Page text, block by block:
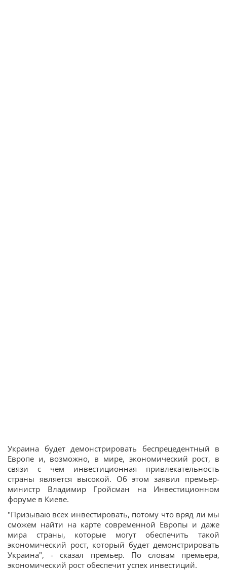
Украина будет демонстрировать беспрецедентный в
Европе и, возможно, в мире, экономический рост, в
связи с чем инвестиционная привлекательность
страны является высокой. Об этом заявил премьер-
министр Владимир Гройсман на Инвестиционном
форуме в Киеве.
"Призываю всех инвестировать, потому что вряд ли мы
сможем найти на карте современной Европы и даже
мира страны, которые могут обеспечить такой
экономический рост, который будет демонстрировать
Украина", - сказал премьер. По словам премьера,
экономический рост обеспечит успех инвестиций.